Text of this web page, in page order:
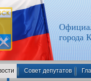
города
Совет депутатов